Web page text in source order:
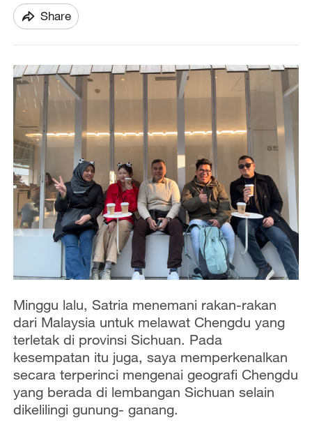
Share
Minggu lalu, Satria menemani rakan-rakan
dari Malaysia untuk melawat Chengdu yang
terletak di provinsi Sichuan. Pada
kesempatan itu juga, saya memperkenalkan
secara terperinci mengenai geografi Chengdu
yang berada di lembangan Sichuan selain
dikelilingi gunung- ganang.